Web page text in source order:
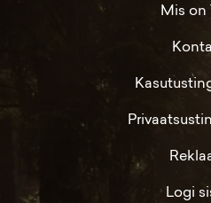
Mis on
Logi